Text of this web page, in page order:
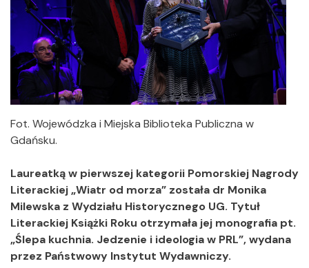
Fot. Wojewódzka i Miejska Biblioteka Publiczna w
Gdańsku.
Laureatką w pierwszej kategorii Pomorskiej Nagrody
Literackiej „Wiatr od morza” została dr Monika
Milewska z Wydziału Historycznego UG. Tytuł
Literackiej Książki Roku otrzymała jej monografia pt.
„Ślepa kuchnia. Jedzenie i ideologia w PRL”, wydana
przez Państwowy Instytut Wydawniczy.